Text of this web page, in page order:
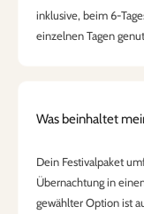
inklusive, beim 6-
einzelnen Tagen
Was beinhaltet
Dein Festivalpaket
Übernachtung in
gewählter Option ist